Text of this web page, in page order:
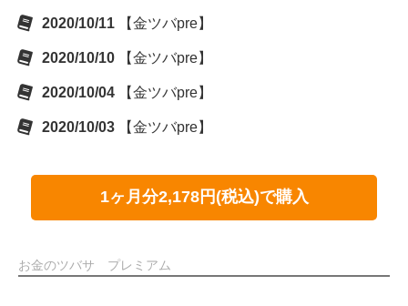
2020/10/11 【金ツバpre】
2020/10/10 【金ツバpre】
2020/10/04 【金ツバpre】
2020/10/03 【金ツバpre】
1ヶ月分2,178円(税込)で購入
お金のツバサ プレミアム